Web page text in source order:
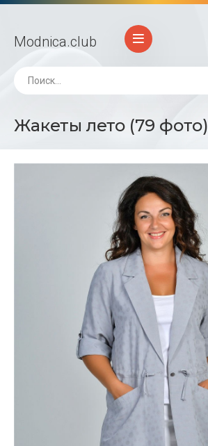
Modnica.club
Жакеты лето (79 фото)